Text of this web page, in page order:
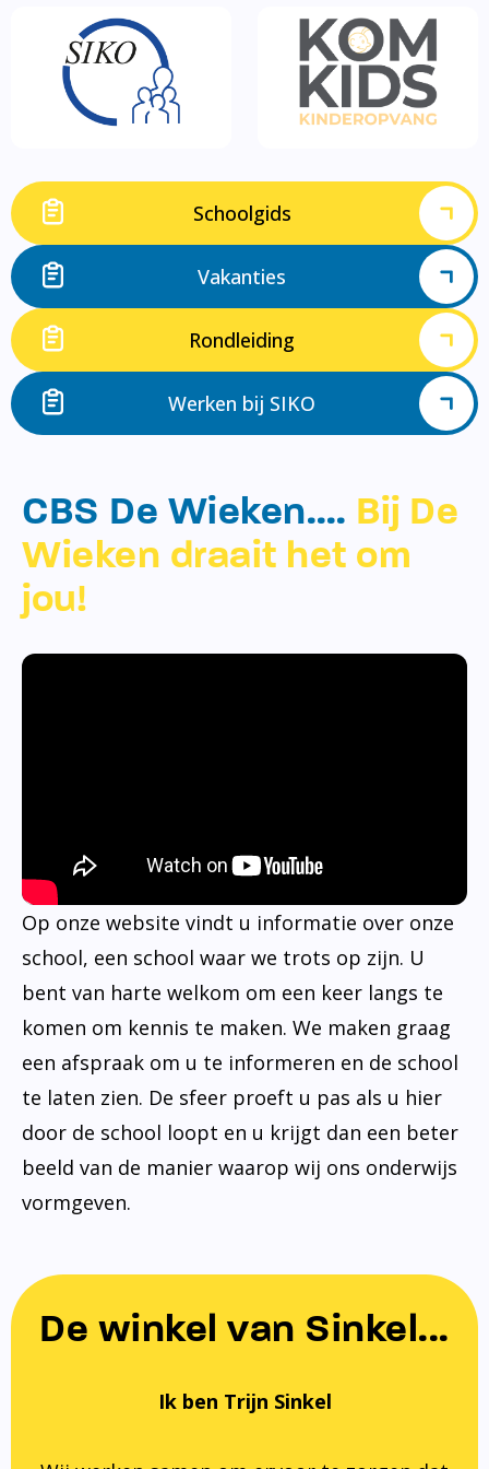
Schoolgids
Vakanties
Rondleiding
Werken bij SIKO
CBS De Wieken…. Bij De
Wieken draait het om
jou!
Op onze website vindt u informatie over onze
school, een school waar we trots op zijn. U
bent van harte welkom om een keer langs te
komen om kennis te maken. We maken graag
een afspraak om u te informeren en de school
te laten zien. De sfeer proeft u pas als u hier
door de school loopt en u krijgt dan een beter
beeld van de manier waarop wij ons onderwijs
vormgeven.
De winkel van Sinkel...
Ik ben Trijn Sinkel